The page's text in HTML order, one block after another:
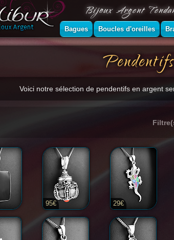
Voici notre sélection de pendentifs en argent
95€ 29€
Bijoux Argent
Bagues Boucles d'oreilles